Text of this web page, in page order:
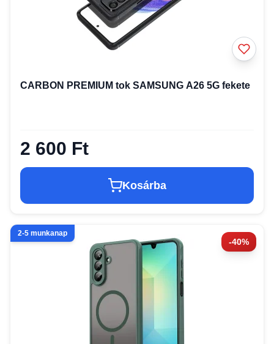
CARBON PREMIUM tok SAMSUNG A26 5G fekete
2 600 Ft
Kosárba
-40%
2-5 munkanap